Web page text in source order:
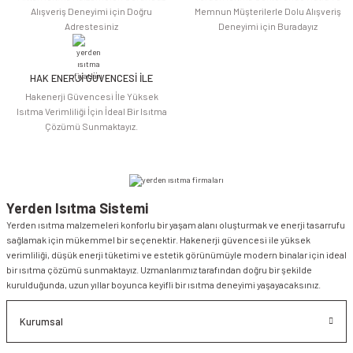
Alışveriş Deneyimi için Doğru
Adrestesiniz
Memnun Müşterilerle Dolu Alışveriş
Deneyimi için Buradayız
HAK ENERJİ GÜVENCESİ İLE
Hakenerji Güvencesi İle Yüksek
Isıtma Verimliliği İçin İdeal Bir Isıtma
Çözümü Sunmaktayız.
Yerden Isıtma Sistemi
Yerden ısıtma malzemeleri konforlu bir yaşam alanı oluşturmak ve enerji tasarrufu
sağlamak için mükemmel bir seçenektir. Hakenerji güvencesi ile yüksek
verimliliği, düşük enerji tüketimi ve estetik görünümüyle modern binalar için ideal
bir ısıtma çözümü sunmaktayız. Uzmanlarımız tarafından doğru bir şekilde
kurulduğunda, uzun yıllar boyunca keyifli bir ısıtma deneyimi yaşayacaksınız.
Kurumsal